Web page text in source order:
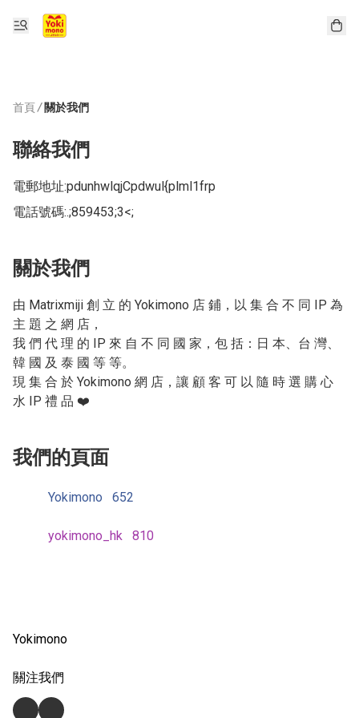
首頁/ 關於我們
聯絡我們
電郵地址:pdunhwlqjCpdwul{plml1frp
電話號碼:.;859453;3<;
關於我們
由 Matrixmiji 創 立 的 Yokimono 店 鋪，以 集 合 不 同 IP 為
主 題 之 網 店，
我 們 代 理 的 IP 來 自 不 同 國 家，包 括：日 本、台 灣、
韓 國 及 泰 國 等 等。
現 集 合 於 Yokimono 網 店，讓 顧 客 可 以 隨 時 選 購 心
我們的頁面
Yokimono 652
yokimono_hk 810
Yokimono
關注我們